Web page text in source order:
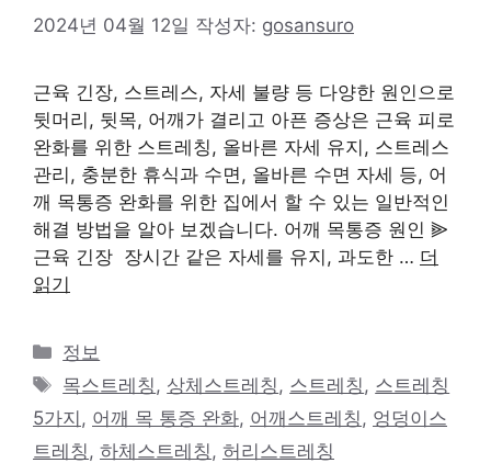
2024년 04월 12일 작성자: gosansuro
근육 긴장, 스트레스, 자세 불량 등 다양한 원인으로
뒷머리, 뒷목, 어깨가 결리고 아픈 증상은 근육 피로
완화를 위한 스트레칭, 올바른 자세 유지, 스트레스
관리, 충분한 휴식과 수면, 올바른 수면 자세 등, 어
깨 목통증 완화를 위한 집에서 할 수 있는 일반적인
해결 방법을 알아 보겠습니다. 어깨 목통증 원인 ⫸
근육 긴장 장시간 같은 자세를 유지, 과도한 … 더
읽기
카
테
고
리
정보
태
그
목스트레칭 , 상체스트레칭 , 스트레칭 , 스트레칭
5가지 , 어깨 목 통증 완화, 어깨스트레칭 , 엉덩이스
트레칭 , 하체스트레칭 , 허리스트레칭